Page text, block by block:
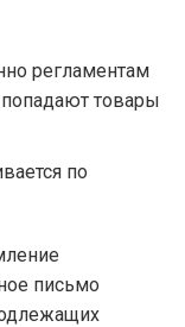
регламентам
товары
по
письмо